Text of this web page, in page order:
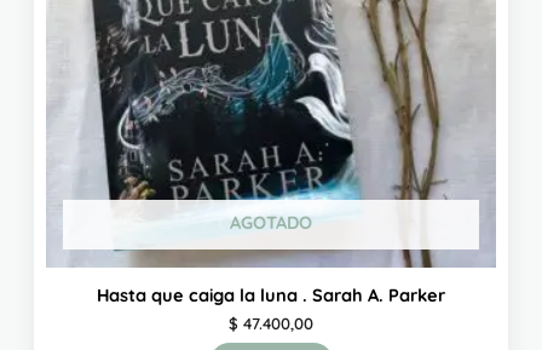
AGOTADO
Hasta que caiga la luna . Sarah A. Parker
$ 47.400,00